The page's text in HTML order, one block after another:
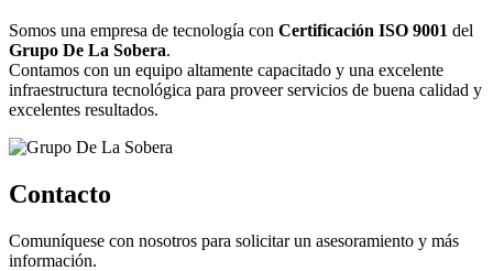
Somos una empresa de tecnología con Certificación ISO 9001 del
Grupo De La Sobera.
Contamos con un equipo altamente capacitado y una excelente
infraestructura tecnológica para proveer servicios de buena calidad y
excelentes resultados.
Contacto
Comuníquese con nosotros para solicitar un asesoramiento y más
información.